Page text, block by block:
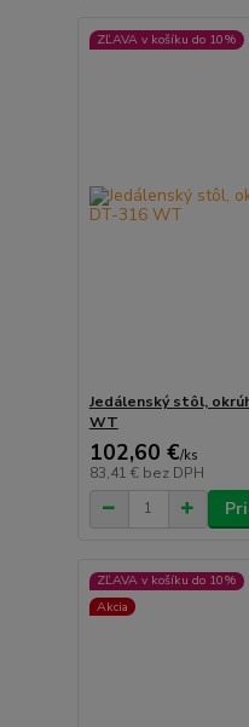
ZĽAVA v košíku do 10%
Jedálenský stôl,
WT
102,60 €/ks
83,41 € bez DPH
ZĽAVA v košíku do 10%
Akcia